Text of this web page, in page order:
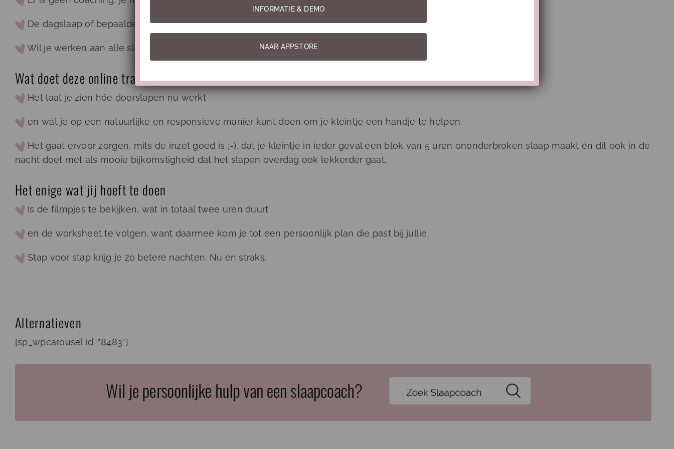
De dagslaap of bepaalde slaapproblemen worden niet behandeld, deze training gaat alleen over doorslapen.
Wil je werken aan alle slaapjes? Kijk dan bij: mini training Slaapen het bijbehorende
Wat doet deze online training wel?
Het laat je zien hóe doorslapen nu werkt
en wát je op een natuurlijke en responsieve manier kunt doen om je kleintje een handje te helpen.
Het gaat ervoor zorgen, mits de inzet goed is ;-), dat je kleintje in ieder geval een blok van 5 uren ononderbroken slaap maakt én dit ook in de
nacht doet met als mooie bijkomstigheid dat het slapen overdag ook lekkerder gaat.
Het enige wat jij hoeft te doen
Is de filmpjes te bekijken, wat in totaal twee uren duurt
en de worksheet te volgen, want daarmee kom je tot een persoonlijk plan die past bij jullie.
Stap voor stap krijg je zo betere nachten. Nu en straks.
Alternatieven
[sp_wpcarousel id=”8483″]
INFORMATIE & DEMO
NAAR APPSTORE